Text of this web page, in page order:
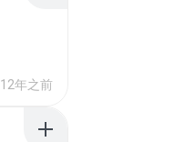
12年之前